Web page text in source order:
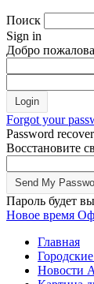
Поиск
Sign in
Добро
Forgot your
Password
Восстановите
Пароль будет
Новое время
Главная
Новости